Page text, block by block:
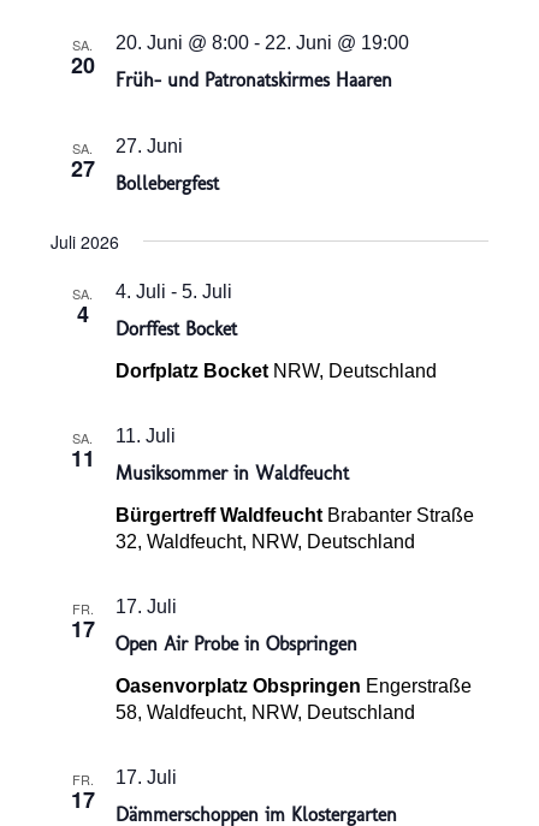
SA.
20 Früh- und Patronatskirmes Haaren
20. Juni @ 8:00- 22. Juni @ 19:00
SA.
27 Bollebergfest
27. Juni
Juli 2026
SA.
4 Dorffest Bocket
4. Juli - 5. Juli
Dorfplatz Bocket NRW, Deutschland
SA.
11 Musiksommer in Waldfeucht
11. Juli
Bürgertreff Waldfeucht Brabanter Straße
32, Waldfeucht, NRW, Deutschland
FR.
17 Open Air Probe in Obspringen
17. Juli
Oasenvorplatz Obspringen Engerstraße
58, Waldfeucht, NRW, Deutschland
FR.
17 Dämmerschoppen im Klostergarten
17. Juli